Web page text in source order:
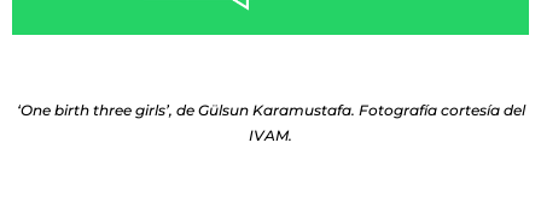
‘One birth three girls’, de Gülsun Karamustafa. Fotografía cortesía del
IVAM.